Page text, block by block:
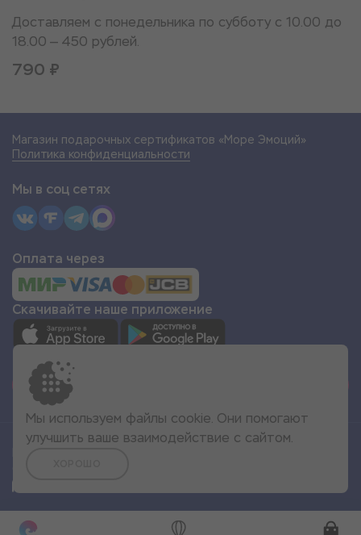
Доставляем с понедельника по субботу с 10.00 до
18.00 — 450 рублей.
790 ₽
Магазин подарочных сертификатов «Море Эмоций»
Политика конфиденциальности
Мы в соц сетях
Оплата через
Скачивайте наше приложение
Мы используем файлы cookie. Они помогают
улучшить ваше взаимодействие с сайтом.